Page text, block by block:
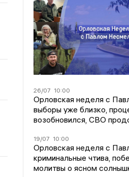
26/07 10:00
Орловская неделя с
выборы уже близко,
возобновился, СВО
19/07 10:00
Орловская неделя с
криминальные чтива,
молитвы о ясном